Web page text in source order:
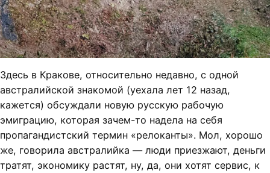
Здесь в Кракове, относительно недавно, с одной
австралийской знакомой (уехала лет 12 назад,
кажется) обсуждали новую русскую рабочую
эмиграцию, которая зачем-то надела на себя
пропагандистский термин «релоканты». Мол, хорошо
же, говорила австралийка — люди приезжают, деньги
тратят, экономику растят, ну, да, они хотят сервис, к